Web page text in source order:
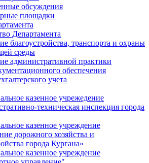
обсуждения
площадки
Департамента
благоустройства, транспорта и охраны
среды
административной практики
обеспечения
учета
казенное учрежедение
техническая инспекция города
казенное учреждение
дорожного хозяйства и
города Кургана»
казенное учреждение